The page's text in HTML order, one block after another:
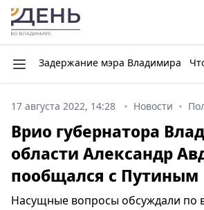
Задержание мэра Владимира
17 августа 2022, 14:28 Новости
Врио губернатора
области Александр
пообщался с Путиным
Насущные вопросы обсуждали по